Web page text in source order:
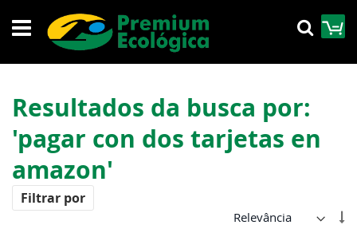
para
o
Resultados da busca por:
'pagar con dos tarjetas en
amazon'
Filtrar por